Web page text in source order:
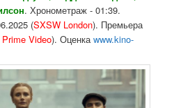
. Хронометраж - 01:39.
(SXSW London). Премьера
Video). Оценкаwww.kino-